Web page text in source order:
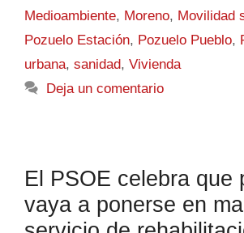
Medioambiente, Moreno, Movilidad
Pozuelo Estación, Pozuelo Pueblo,
urbana, sanidad, Vivienda
Deja un comentario
El PSOE celebra que
vaya a ponerse en